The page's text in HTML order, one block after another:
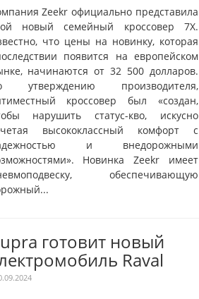
Zeekr официально представила
новый семейный кроссовер 7X.
что цены на новинку, которая
появится на европейском
начинаются от 32 500 долларов.
утверждению производителя,
кроссовер был «создан,
нарушить статус-кво, искусно
высококлассный комфорт с
и внедорожными
Новинка Zeekr имеет
обеспечивающую
готовит новый
Raval